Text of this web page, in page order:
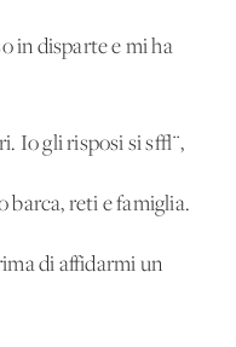
in disparte e mi ha
Io gli risposi si s√¨,
barca, reti e famiglia.
di affidarmi un